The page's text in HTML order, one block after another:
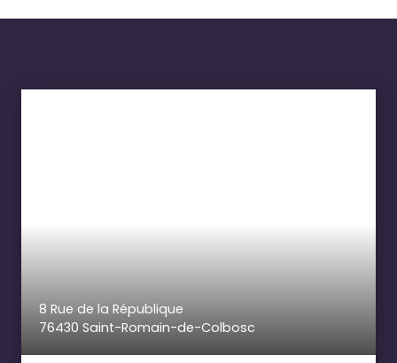
8 Rue de la République
76430 Saint-Romain-de-Colbosc